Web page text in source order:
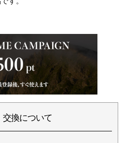
交換について